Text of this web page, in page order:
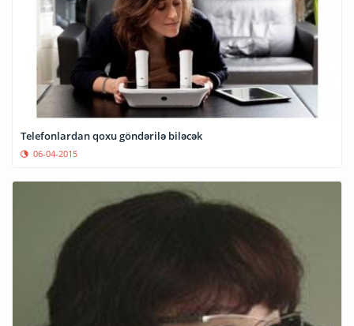
Telefonlardan qoxu göndərilə biləcək
06-04-2015